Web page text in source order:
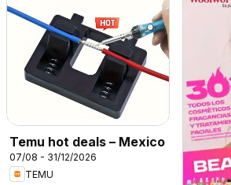
Temu hot deals – Mexico
07/08 - 31/12/2026
TEMU